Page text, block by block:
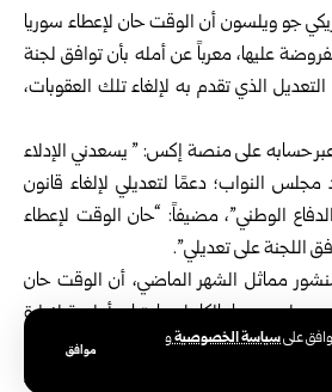
علىسياسة الخصوصيةو
موافق
جو ويلسون أن الوقت حان لإعطاء سوريا
عليها، معرباً عن أمله بأن توافق لجنة
الذي تقدم به لإلغاء تلك العقوبات،
حسابه على منصة إكس: ” يسعدني الإدلاء
النواب؛ دعمًا لتعديلي لإلغاء قانون
الوطني”، مضيفاً: “حان الوقت لإعطاء
اللجنة على تعديلي”.
مماثل الشهر الماضي، أن الوقت حان
سوريا بالكامل، باعتباره أولوية لإدارة
شهر حزيران الماضي أمراً تنفيذياً بإنهاء